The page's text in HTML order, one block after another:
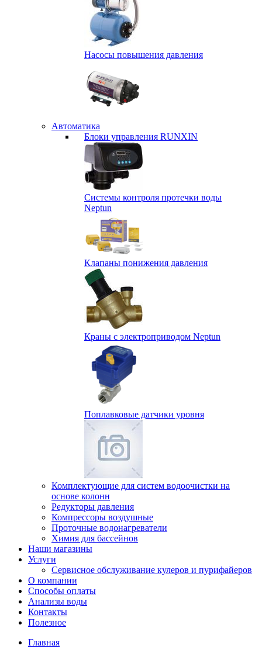
Насосы повышения давления
Автоматика
Блоки управления RUNXIN
Системы контроля протечки воды
Neptun
Клапаны понижения давления
Краны с электроприводом Neptun
Поплавковые датчики уровня
Комплектующие для систем водоочистки на
основе колонн
Редукторы давления
Компрессоры воздушные
Проточные водонагреватели
Химия для бассейнов
Наши магазины
Услуги
Сервисное обслуживание кулеров и пурифайеров
О компании
Способы оплаты
Анализы воды
Контакты
Полезное
Главная